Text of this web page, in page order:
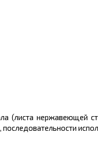
(листа нержавеющей